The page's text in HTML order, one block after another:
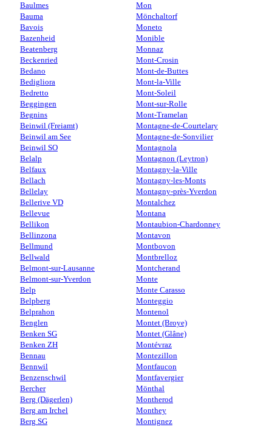
Baulmes
Bauma
Bavois
Bazenheid
Beatenberg
Beckenried
Bedano
Bedigliora
Bedretto
Beggingen
Begnins
Beinwil (Freiamt)
Beinwil am See
Beinwil SO
Belalp
Belfaux
Bellach
Bellelay
Bellerive VD
Bellevue
Bellikon
Bellinzona
Bellmund
Bellwald
Belmont-sur-Lausanne
Belmont-sur-Yverdon
Belp
Belpberg
Belprahon
Benglen
Benken SG
Benken ZH
Bennau
Bennwil
Benzenschwil
Bercher
Berg (Dägerlen)
Berg am Irchel
Berg SG
Mon
Mönchaltorf
Moneto
Monible
Monnaz
Mont-Crosin
Mont-de-Buttes
Mont-la-Ville
Mont-Soleil
Mont-sur-Rolle
Mont-Tramelan
Montagne-de-Courtelary
Montagne-de-Sonvilier
Montagnola
Montagnon (Leytron)
Montagny-la-Ville
Montagny-les-Monts
Montagny-près-Yverdon
Montalchez
Montana
Montaubion-Chardonney
Montavon
Montbovon
Montbrelloz
Montcherand
Monte
Monte Carasso
Monteggio
Montenol
Montet (Broye)
Montet (Glâne)
Montévraz
Montezillon
Montfaucon
Montfavergier
Mönthal
Montherod
Monthey
Montignez